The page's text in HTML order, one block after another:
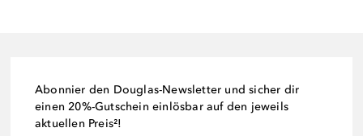
Abonnier den Douglas-Newsletter und sicher dir
einen 20%-Gutschein einlösbar auf den jeweils
aktuellen Preis²!